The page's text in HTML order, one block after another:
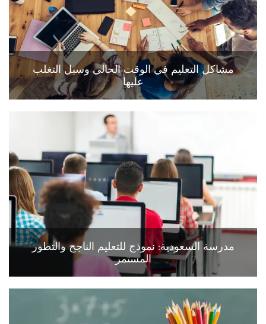
مشاكل التعليم في الوقت الحالي وسبل التغلب
عليها
مدرسة السعودية: نموذج للتعليم الناجح والتطور
المستمر